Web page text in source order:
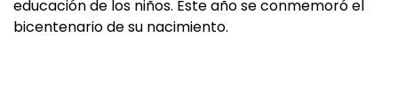
educación de los niños. Este año se conmemoró el
bicentenario de su nacimiento.